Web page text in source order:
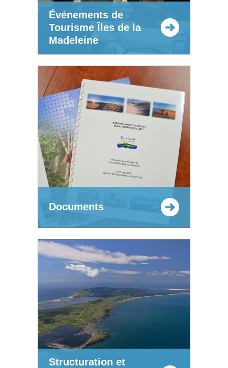
Événements de
Tourisme Îles de la
Madeleine
Documents
Structuration et